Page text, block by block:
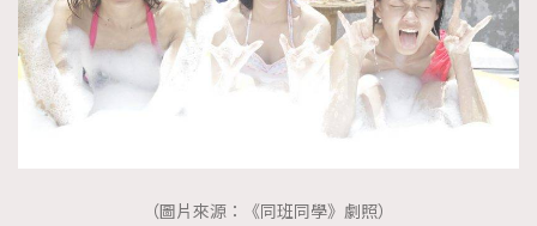
（圖片來源：《同班同學》劇照）